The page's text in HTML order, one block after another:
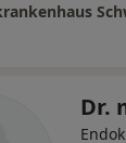
Dr.